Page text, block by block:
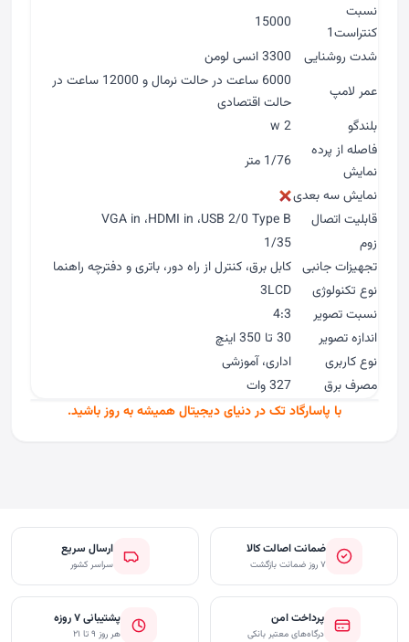
نسبت
کنتراست1
15000
شدت روشنایی
3300 انسی لومن
عمر لامپ
6000 ساعت در حالت نرمال و 12000 ساعت در
حالت اقتصادی
بلندگو
2 w
فاصله از پرده
نمایش
1/76 متر
نمایش سه بعدی
قابلیت اتصال
VGA in ،HDMI in ،USB 2/0 Type B
زوم
1/35
تجهیزات جانبی کابل برق، کنترل از راه دور، باتری و دفترچه راهنما
نوع تکنولوژی
3LCD
نسبت تصویر
4:3
اندازه تصویر
30 تا 350 اینچ
نوع کاربری
اداری، آموزشی
مصرف برق
327 وات
با پاسارگاد تک در دنیای دیجیتال همیشه به روز باشید.
ضمانت اصالت کالا
۷ روز ضمانت بازگشت
ارسال سریع
سراسر کشور
پرداخت امن
درگاه‌های معتبر بانکی
پشتیبانی ۷ روزه
هر روز ۹ تا ۲۱